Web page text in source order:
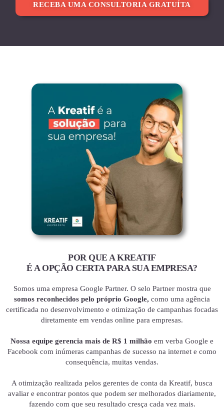
RECEBA UMA CONSULTORIA GRATUÍTA
POR QUE A KREATIF
É A OPÇÃO CERTA PARA SUA EMPRESA?
Somos uma empresa Google Partner. O selo Partner mostra que
somos reconhecidos pelo próprio Google, como uma agência
certificada no desenvolvimento e otimização de campanhas focadas
diretamente em vendas online para empresas.
Nossa equipe gerencia mais de R$ 1 milhão em verba Google e
Facebook com inúmeras campanhas de sucesso na internet e como
consequência, muitas vendas.
A otimização realizada pelos gerentes de conta da Kreatif, busca
avaliar e encontrar pontos que podem ser melhorados diariamente,
fazendo com que seu resultado cresça cada vez mais.